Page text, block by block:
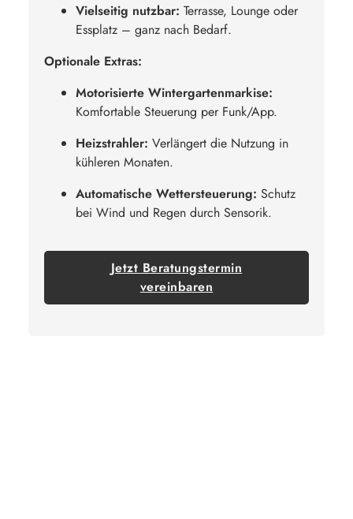
Vielseitig nutzbar: Terrasse, Lounge oder
Essplatz – ganz nach Bedarf.
Optionale Extras:
Motorisierte Wintergartenmarkise:
Komfortable Steuerung per Funk/App.
Heizstrahler: Verlängert die Nutzung in
kühleren Monaten.
Automatische Wettersteuerung: Schutz
bei Wind und Regen durch Sensorik.
Jetzt Beratungstermin
vereinbaren